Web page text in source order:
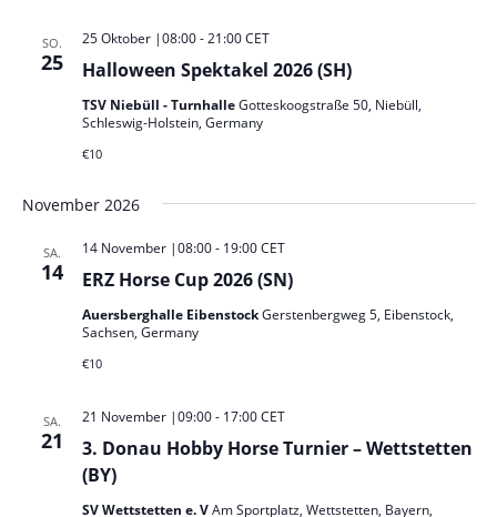
SO.
25 Halloween Spektakel 2026 (SH)
25 Oktober |08:00-21:00 CET
TSV Niebüll - TurnhalleGotteskoogstraße 50, Niebüll,
Schleswig-Holstein, Germany
€10
November 2026
SA.
14 ERZ Horse Cup 2026 (SN)
14 November |08:00- 19:00 CET
Auersberghalle EibenstockGerstenbergweg 5, Eibenstock,
Sachsen, Germany
€10
SA.
21
3. Donau Hobby Horse Turnier – Wettstetten
(BY)
21 November |09:00- 17:00 CET
SV Wettstetten e. VAm Sportplatz, Wettstetten, Bayern,